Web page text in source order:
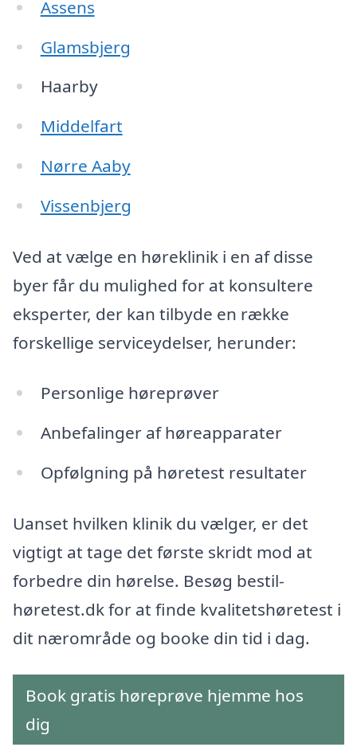
Assens
Glamsbjerg
Haarby
Middelfart
Nørre Aaby
Vissenbjerg
Ved at vælge en høreklinik i en af disse
byer får du mulighed for at konsultere
eksperter, der kan tilbyde en række
forskellige serviceydelser, herunder:
Personlige høreprøver
Anbefalinger af høreapparater
Opfølgning på høretest resultater
Uanset hvilken klinik du vælger, er det
vigtigt at tage det første skridt mod at
forbedre din hørelse. Besøg bestil-
høretest.dk for at finde kvalitetshøretest i
dit nærområde og booke din tid i dag.
Book gratis høreprøve hjemme hos
dig